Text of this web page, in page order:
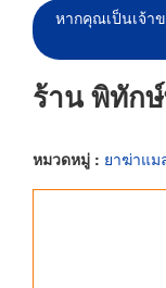
หากคุณเป็นเจ้า
ร้าน พิทัก
หมวดหมู่ : ยาฆ่าแม